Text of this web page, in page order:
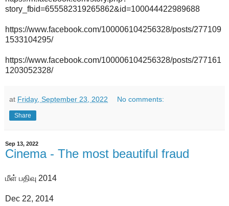
story_fbid=655582319265862&id=100044422989688
https://www.facebook.com/100006104256328/posts/277109
1533104295/
https://www.facebook.com/100006104256328/posts/277161
1203052328/
at Friday, September 23, 2022 No comments:
Share
Sep 13, 2022
Cinema - The most beautiful fraud
மீள் பதிவு 2014
Dec 22, 2014